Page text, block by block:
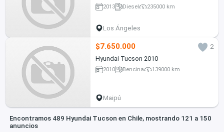
2013 Diesel 235000 km
Los Ángeles
$7.650.000
2
Hyundai Tucson 2010
2010 Bencina 139000 km
Maipú
Encontramos 489 Hyundai Tucson en Chile, mostrando 121 a 150
anuncios